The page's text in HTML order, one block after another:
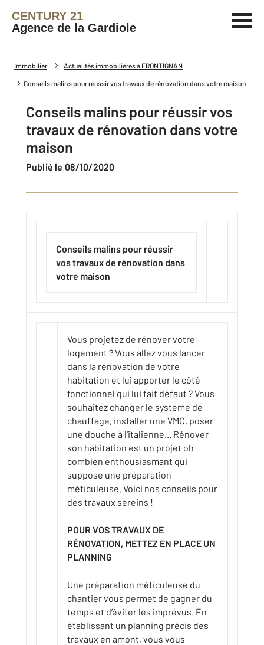
CENTURY 21
Agence de la Gardiole
Immobilier Actualités immobilières à FRONTIGNAN
Conseils malins pour réussir vos travaux de rénovation dans votre maison
Conseils malins pour réussir vos
travaux de rénovation dans votre
maison
Publié le 08/10/2020
Conseils malins pour réussir
vos travaux de rénovation dans
votre maison
Vous projetez de rénover votre
logement ? Vous allez vous lancer
dans la rénovation de votre
habitation et lui apporter le côté
fonctionnel qui lui fait défaut ? Vous
souhaitez changer le système de
chauffage, installer une VMC, poser
une douche à l'italienne... Rénover
son habitation est un projet oh
combien enthousiasmant qui
suppose une préparation
méticuleuse. Voici nos conseils pour
des travaux sereins !
POUR VOS TRAVAUX DE
RÉNOVATION, METTEZ EN PLACE UN
PLANNING
Une préparation méticuleuse du
chantier vous permet de gagner du
temps et d’éviter les imprévus. En
établissant un planning précis des
travaux en amont, vous vous